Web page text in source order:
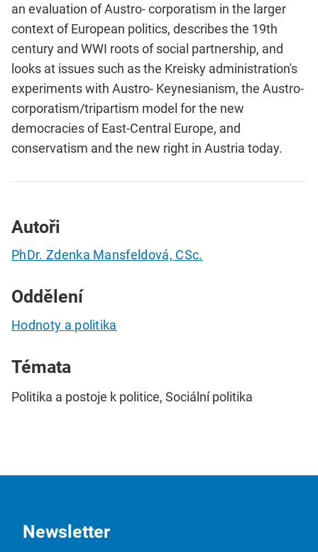
an evaluation of Austro- corporatism in the larger
context of European politics, describes the 19th
century and WWI roots of social partnership, and
looks at issues such as the Kreisky administration's
experiments with Austro- Keynesianism, the Austro-
corporatism/tripartism model for the new
democracies of East-Central Europe, and
conservatism and the new right in Austria today.
Autoři
PhDr. Zdenka Mansfeldová, CSc.
Oddělení
Hodnoty a politika
Témata
Politika a postoje k politice, Sociální politika
Newsletter